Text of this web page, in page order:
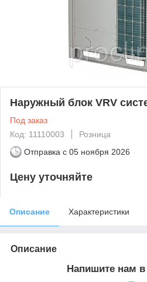
Наружный блок VRV
Под заказ
Код: 11110003
Розница
Отправка с 05 ноября 2026
Цену уточняйте
Описание Характеристики
Описание
Напишите нам в